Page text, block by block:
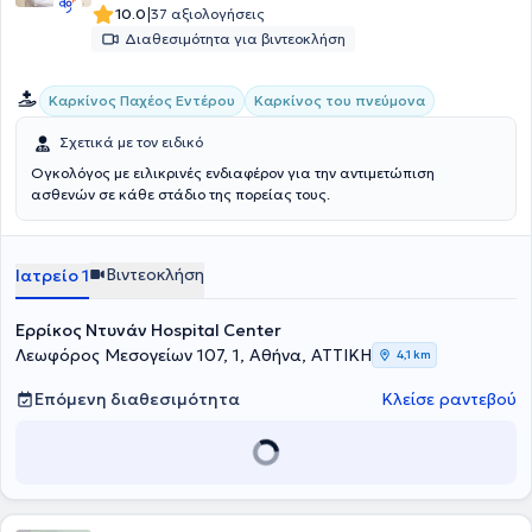
10.0|37 αξιολογήσεις
Διαθεσιμότητα για βιντεοκλήση
Καρκίνος Παχέος Εντέρου Καρκίνος του πνεύμονα
Σχετικά με τον ειδικό
Ογκολόγος με ειλικρινές ενδιαφέρον για την αντιμετώπιση
ασθενών σε κάθε στάδιο της πορείας τους.
Ιατρείο 1 Βιντεοκλήση
Ερρίκος Ντυνάν Hospital Center
Λεωφόρος Μεσογείων 107, 1, Αθήνα, ΑΤΤΙΚΗ
4,1 km
Επόμενη διαθεσιμότητα Κλείσε ραντεβού